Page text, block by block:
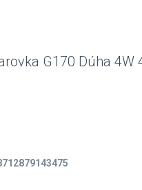
G170 Dúha 4W